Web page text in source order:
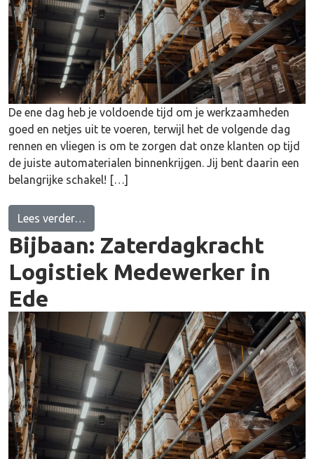
De ene dag heb je voldoende tijd om je werkzaamheden
goed en netjes uit te voeren, terwijl het de volgende dag
rennen en vliegen is om te zorgen dat onze klanten op tijd
de juiste automaterialen binnenkrijgen. Jij bent daarin een
belangrijke schakel! […]
Lees verder…
Bijbaan: Zaterdagkracht
Logistiek Medewerker in
Ede